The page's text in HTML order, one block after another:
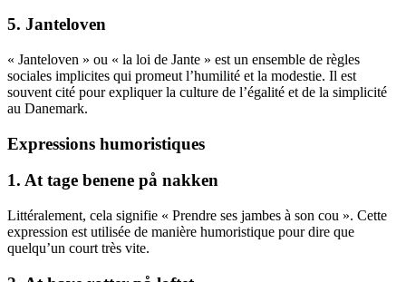
5. Janteloven
« Janteloven » ou « la loi de Jante » est un ensemble de règles
sociales implicites qui promeut l’humilité et la modestie. Il est
souvent cité pour expliquer la culture de l’égalité et de la simplicité
au Danemark.
Expressions humoristiques
1. At tage benene på nakken
Littéralement, cela signifie « Prendre ses jambes à son cou ». Cette
expression est utilisée de manière humoristique pour dire que
quelqu’un court très vite.